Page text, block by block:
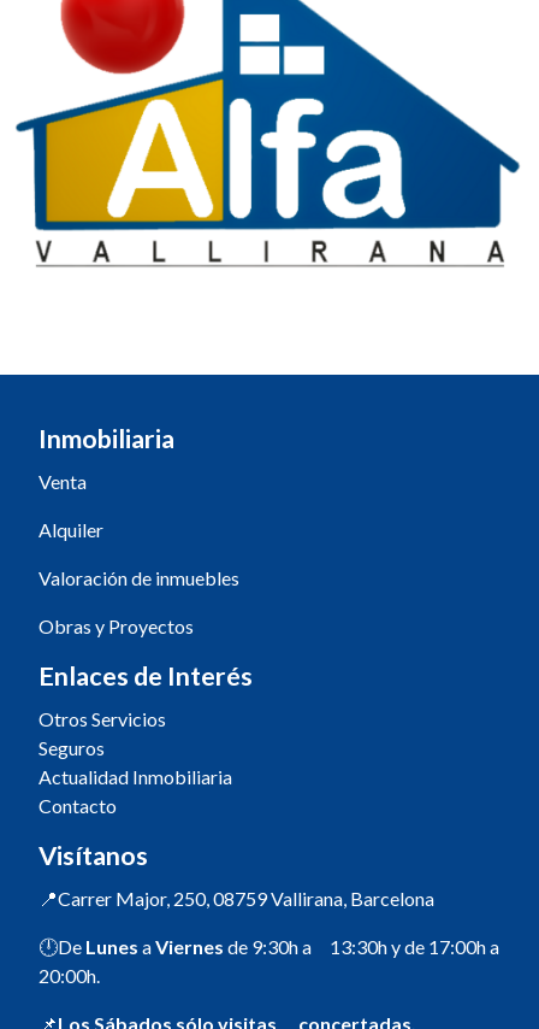
Inmobiliaria
Venta
Alquiler
Valoración de inmuebles
Obras y Proyectos
Enlaces de Interés
Otros Servicios
Seguros
Actualidad Inmobiliaria
Contacto
Visítanos
📍Carrer Major, 250, 08759 Vallirana, Barcelona
🕛De Lunes aViernes de 9:30h a 13:30h y de 17:00h a
20:00h.
📌Los Sábados sólo visitas concertadas.